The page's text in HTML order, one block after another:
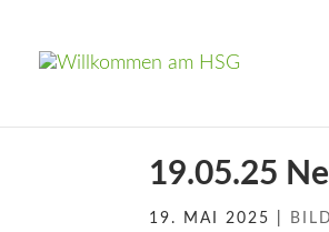
19.05.25
19. MAI 2025